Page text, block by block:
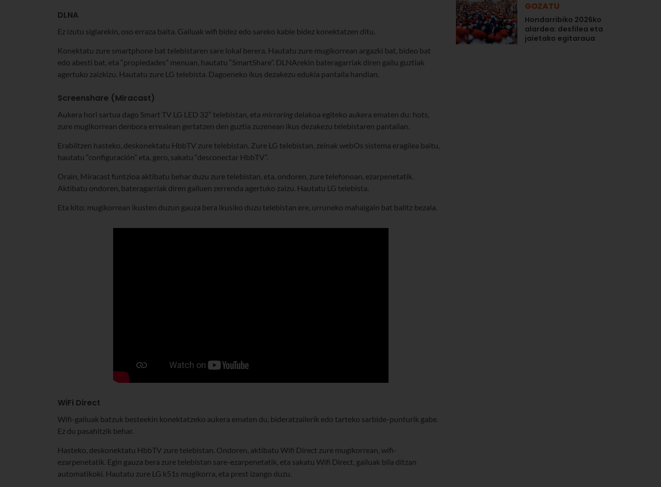
DLNA
Ez izutu siglarekin, oso erraza baita. Gailuak wifi bidez edo sareko kable bidez konektatzen ditu.
Konektatu zure smartphone bat telebistaren sare lokal berera. Hautatu zure mugikorrean argazki bat, bideo bat
edo abesti bat, eta “propiedades” menuan, hautatu “SmartShare”. DLNArekin bateragarriak diren gailu guztiak
agertuko zaizkizu. Hautatu zure LG telebista. Dagoeneko ikus dezakezu edukia pantaila handian.
Screenshare (Miracast)
Aukera hori sartua dago Smart TV LG LED 32” telebistan, eta mirroringdelakoa egiteko aukera ematen du: hots,
zure mugikorrean denbora errealean gertatzen den guztia zuzenean ikus dezakezu telebistaren pantailan.
Erabiltzen hasteko, deskonektatu HbbTV zure telebistan. Zure LG telebistan, zeinak webOs sistema eragilea baitu,
hautatu “configuración” eta, gero, sakatu “desconectar HbbTV”.
Orain, Miracast funtzioa aktibatu behar duzu zure telebistan, eta, ondoren, zure telefonoan, ezarpenetatik.
Aktibatu ondoren, bateragarriak diren gailuen zerrenda agertuko zaizu. Hautatu LG telebista.
Eta kito: mugikorrean ikusten duzun gauza bera ikusiko duzu telebistan ere, urruneko mahaigain bat balitz bezala.
WiFi Direct
Wifi-gailuak batzuk besteekin konektatzeko aukera ematen du, bideratzailerik edo tarteko sarbide-punturik gabe.
Ez du pasahitzik behar.
Hasteko, deskonektatu HbbTV zure telebistan. Ondoren, aktibatu Wifi Direct zure mugikorrean, wifi-
ezarpenetatik. Egin gauza bera zure telebistan sare-ezarpenetatik, eta sakatu Wifi Direct, gailuak bila ditzan
automatikoki. Hautatu zure LG k51s mugikorra, eta prest izango duzu.
GOZATU
Hondarribiko 2026ko
alardea: desfilea eta
jaietako egitaraua